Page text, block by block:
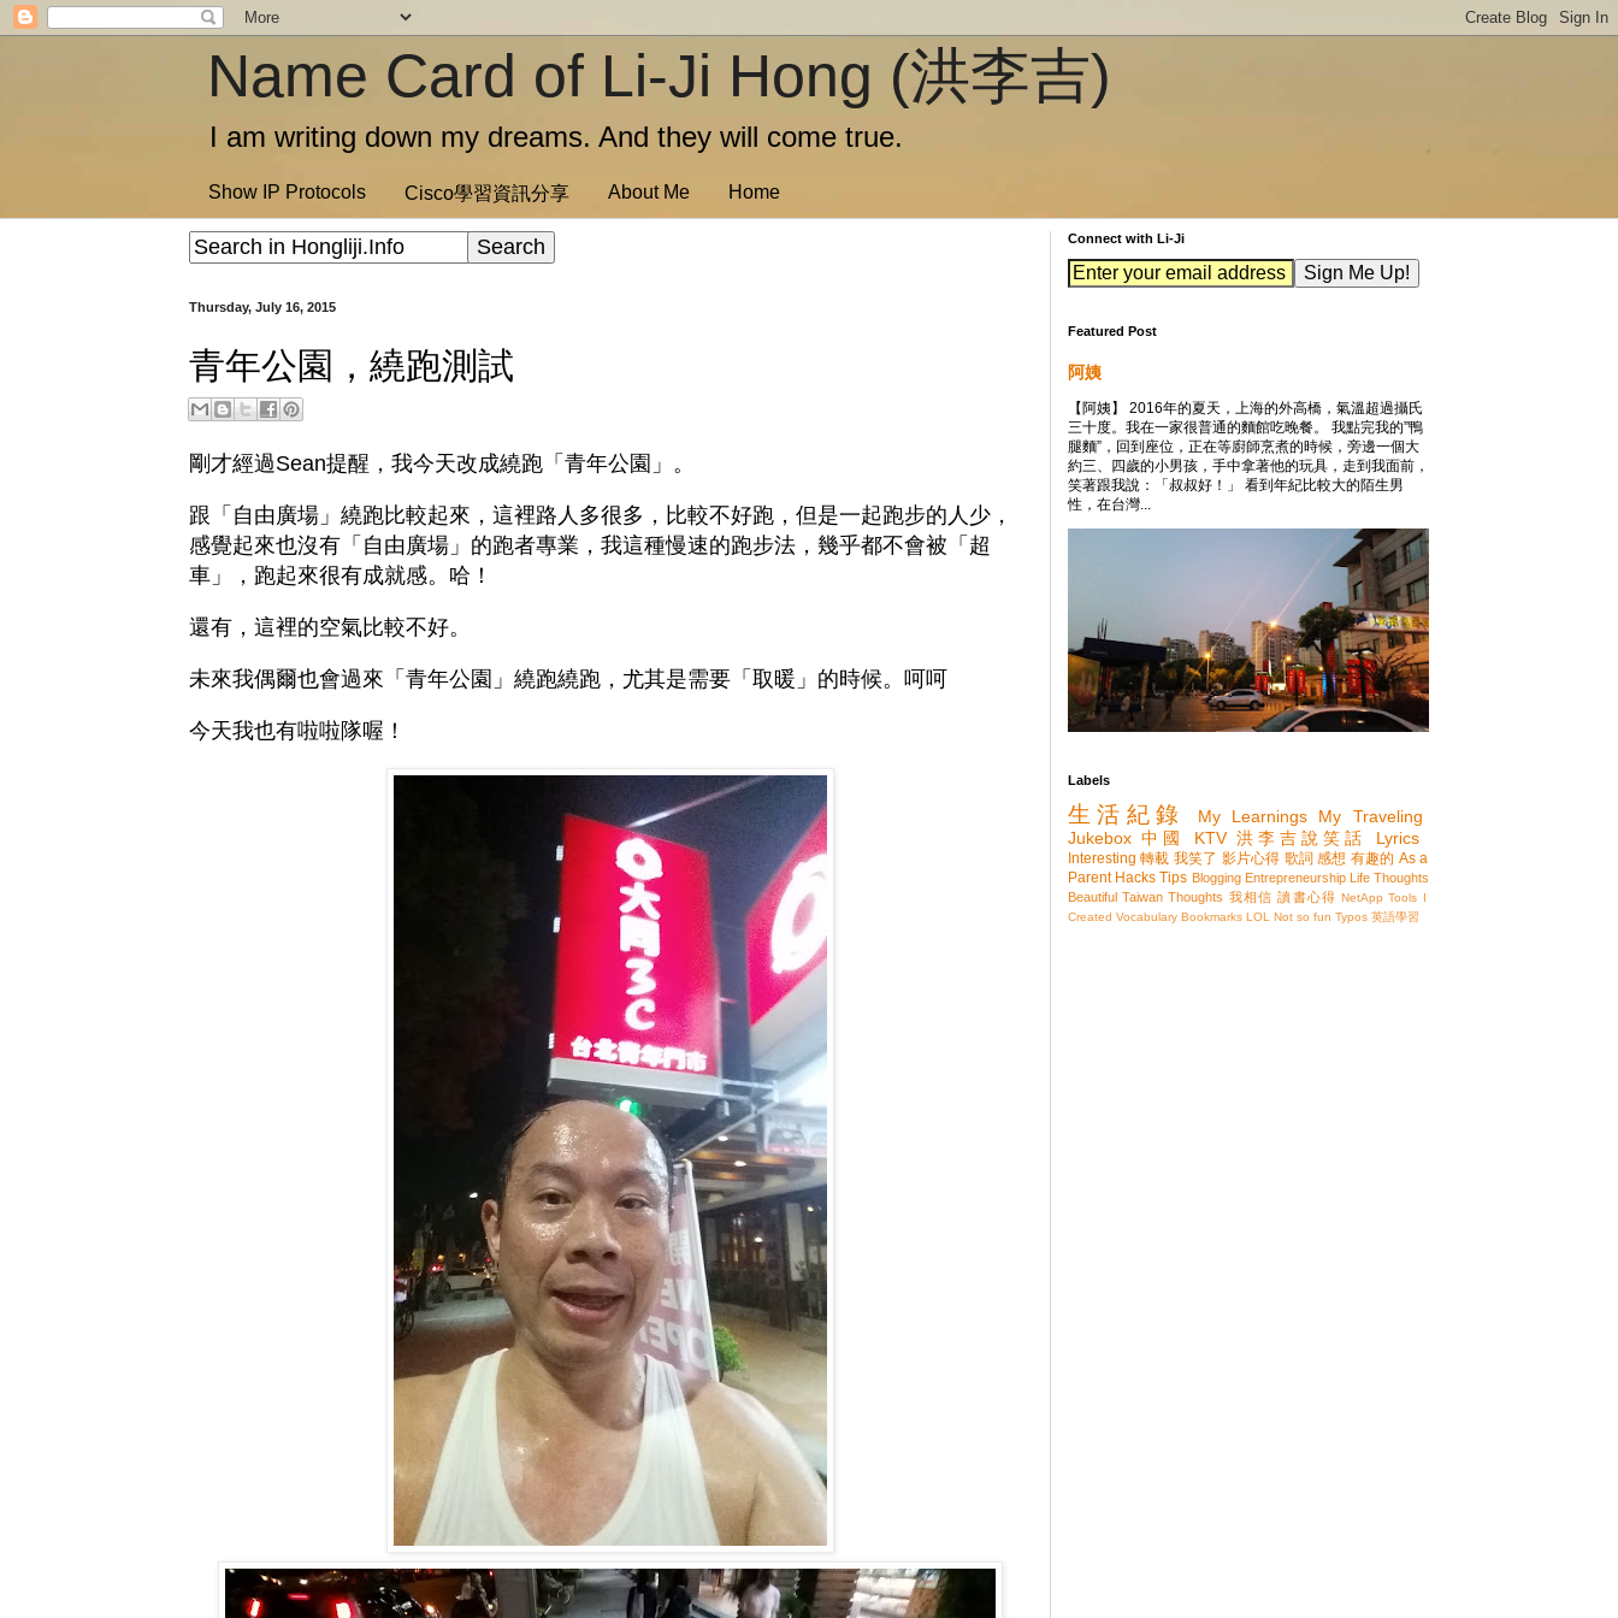
Name Card of Li-Ji Hong (洪李吉)
I am writing down my dreams. And they will come true.
Show IP Protocols Cisco學習資訊分享 About Me Home
Thursday, July 16, 2015
青年公園，繞跑測試
剛才經過Sean提醒，我今天改成繞跑「青年公園」。
跟「自由廣場」繞跑比較起來，這裡路人多很多，比較不好跑，但是一起跑步的人少，
感覺起來也沒有「自由廣場」的跑者專業，我這種慢速的跑步法，幾乎都不會被「超
車」，跑起來很有成就感。哈！
還有，這裡的空氣比較不好。
未來我偶爾也會過來「青年公園」繞跑繞跑，尤其是需要「取暖」的時候。呵呵
今天我也有啦啦隊喔！
Connect with Li-Ji
Featured Post
阿姨
【阿姨】 2016年的夏天，上海的外高橋，氣溫超過攝氏
三十度。我在一家很普通的麵館吃晚餐。 我點完我的”鴨
腿麵”，回到座位，正在等廚師烹煮的時候，旁邊一個大
約三、四歲的小男孩，手中拿著他的玩具，走到我面前，
笑著跟我說：「叔叔好！」 看到年紀比較大的陌生男
性，在台灣...
Labels
生活紀錄 My Learnings
My Traveling
Jukebox 中國 KTV 洪李吉說笑話 Lyrics
Interesting 轉載 我笑了 影片心得 歌詞 感想 有趣的 As a
Parent Hacks Tips Blogging Entrepreneurship Life Thoughts
Beautiful Taiwan Thoughts 我相信 讀書心得 NetApp Tools I
Created Vocabulary Bookmarks LOL Not so fun Typos 英語學習